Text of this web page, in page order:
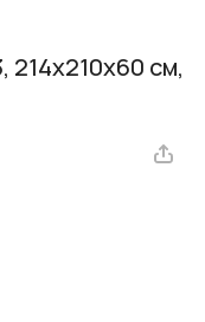
214x210x60 см,